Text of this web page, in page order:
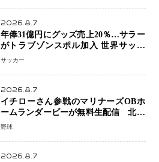
2026.8.7
年俸31億円にグッズ売上20％…サラー
がトラブゾンスポル加入 世界サッカ
ーは「五大リーグ一強」から新時代へ
サッカー
2026.8.7
イチローさん参戦のマリナーズOBホ
ームランダービーが無料生配信 北米
ならではの“魅せる興行”に世界が注目
野球
2026.8.7